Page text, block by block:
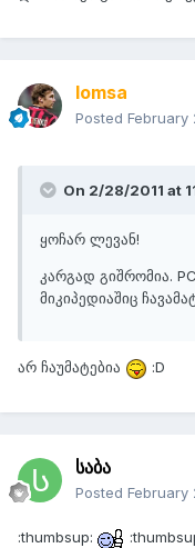
lomsa
Posted February
On 2/28/2011 at
ყოჩარ ლევან!
კარგად გიშრომია.
მიკიპედიაშიც
არ ჩაუმატებია :D
საბა
Posted February
:thumbsup: